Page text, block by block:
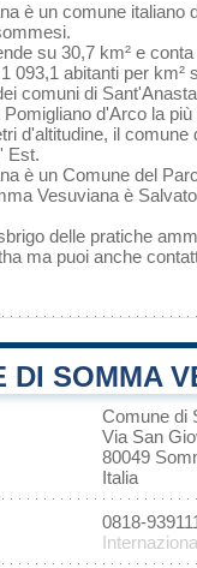
è un comune italiano
su 30,7 km² e
093,1 abitanti per km²
comuni di
Pomigliano d'Arco la
d'altitudine, il
Est.
è un Comune del
Vesuviana è
delle pratiche
ma puoi anche
DI SOMMA
Comune di
Via San
80049
Italia
0818-